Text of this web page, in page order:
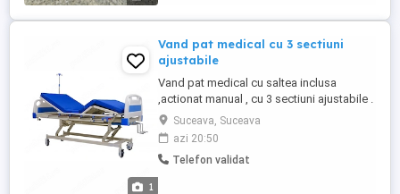
1
Vand pat medical cu 3 sectiuni
ajustabile
Vand pat medical cu saltea inclusa
,actionat manual , cu 3 sectiuni ajustabile .
Patul este complet echipat cu saltea
,laterale de siguranta si suport pentru
perfuzii. Aceste produse sunt in garantie
si arata impecabil pentru ca au fost
Suceava, Suceava
azi 20:50
Telefon validat